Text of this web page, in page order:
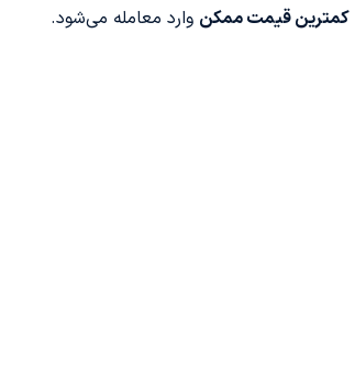
کمترین قیمت ممکن وارد معامله می‌شود.